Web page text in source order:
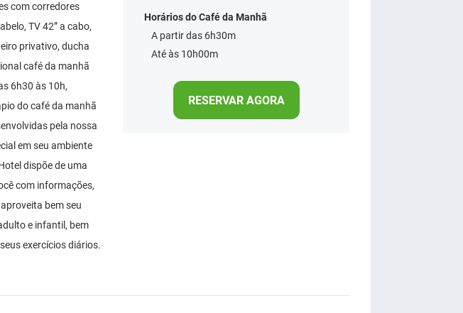
com corredores
TV 42” a cabo,
privativo, ducha
café da manhã
6h30 às 10h,
do café da manhã
pela nossa
em seu ambiente
dispõe de uma
com informações,
bem seu
e infantil, bem
exercícios diários.
Horários do Café da Manhã
A partir das 6h30m
Até às 10h00m
RESERVAR AGORA